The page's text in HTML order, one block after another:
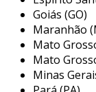
para assegurar
fornecimento de
ambientes. com
qualificada, a
manutenção
Goiás (GO)
Maranhão
Mato
Mato
Minas